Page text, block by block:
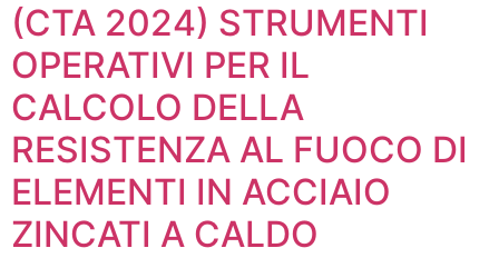
(CTA 2024) STRUMENTI
OPERATIVI PER IL
CALCOLO DELLA
RESISTENZA AL FUOCO DI
ELEMENTI IN ACCIAIO
ZINCATI A CALDO